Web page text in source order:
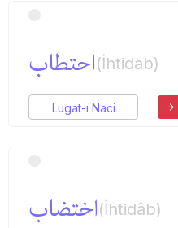
احتطاب(İhtidab)
Lugat-ı Naci
اختضاب(İhtidâb)